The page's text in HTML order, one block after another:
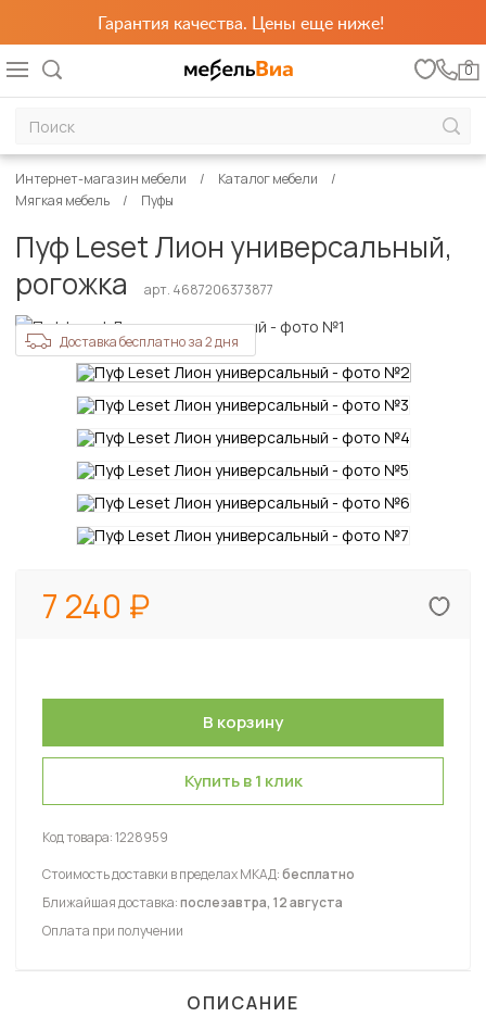
Гарантия качества. Цены еще ниже!
0
Интернет-магазин мебели
Каталог мебели
Мягкая мебель
Пуфы
Пуф Leset Лион универсальный,
рогожка
арт. 4687206373877
Доставка бесплатно за 2 дня
7 240
Купить в 1 клик
Код товара:1228959
Стоимость доставки в пределах МКАД:бесплатно
Ближайшая доставка:послезавтра, 12 августа
Оплата при получении
ОПИСАНИЕ